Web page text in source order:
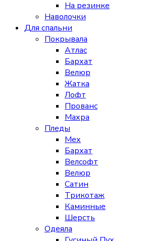
На резинке
Наволочки
Для спальни
Покрывала
Атлас
Бархат
Велюр
Жатка
Лофт
Прованс
Махра
Пледы
Мех
Бархат
Велсофт
Велюр
Сатин
Трикотаж
Каминные
Шерсть
Одеяла